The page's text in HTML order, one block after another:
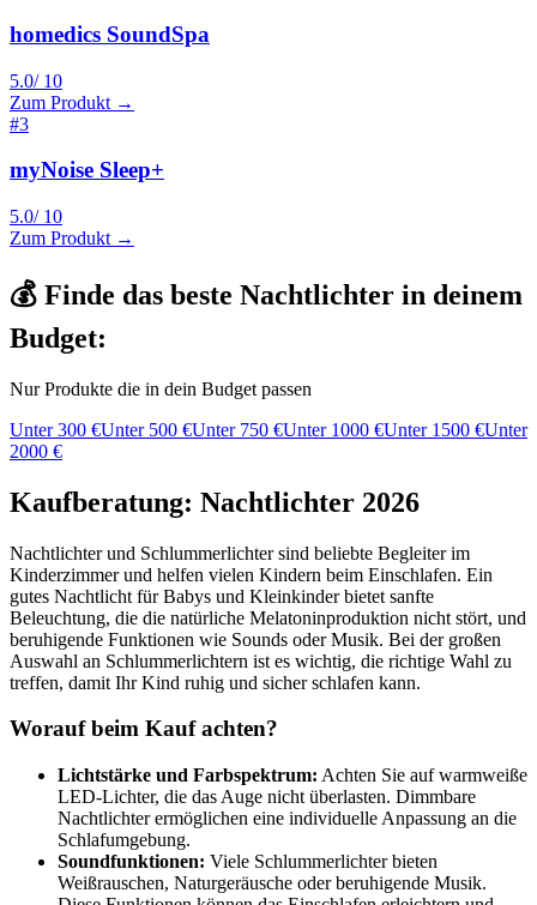
homedics SoundSpa
5.0/ 10
Zum Produkt →
#3
myNoise Sleep+
5.0/ 10
Zum Produkt →
💰 Finde das beste Nachtlichter in deinem
Budget:
Nur Produkte die in dein Budget passen
Unter300 €Unter 500 €Unter 750 €Unter 1000 €Unter 1500 €Unter
2000 €
Kaufberatung: Nachtlichter 2026
Nachtlichter und Schlummerlichter sind beliebte Begleiter im
Kinderzimmer und helfen vielen Kindern beim Einschlafen. Ein
gutes Nachtlicht für Babys und Kleinkinder bietet sanfte
Beleuchtung, die die natürliche Melatoninproduktion nicht stört, und
beruhigende Funktionen wie Sounds oder Musik. Bei der großen
Auswahl an Schlummerlichtern ist es wichtig, die richtige Wahl zu
treffen, damit Ihr Kind ruhig und sicher schlafen kann.
Worauf beim Kauf achten?
Lichtstärke und Farbspektrum: Achten Sie auf warmweiße
LED-Lichter, die das Auge nicht überlasten. Dimmbare
Nachtlichter ermöglichen eine individuelle Anpassung an die
Schlafumgebung.
Soundfunktionen: Viele Schlummerlichter bieten
Weißrauschen, Naturgeräusche oder beruhigende Musik.